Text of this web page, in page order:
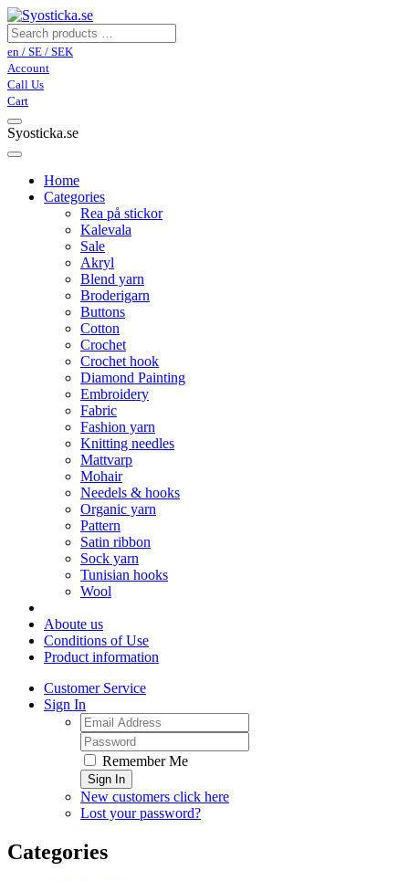
en / SE / SEK
Account
Call Us
Cart
Syosticka.se
Home
Categories
Rea på stickor
Kalevala
Sale
Akryl
Blend yarn
Broderigarn
Buttons
Cotton
Crochet
Crochet hook
Diamond Painting
Embroidery
Fabric
Fashion yarn
Knitting needles
Mattvarp
Mohair
Needels & hooks
Organic yarn
Pattern
Satin ribbon
Sock yarn
Tunisian hooks
Wool
Aboute us
Conditions of Use
Product information
Customer Service
Sign In
Remember Me
Sign In
New customers click here
Lost your password?
Categories